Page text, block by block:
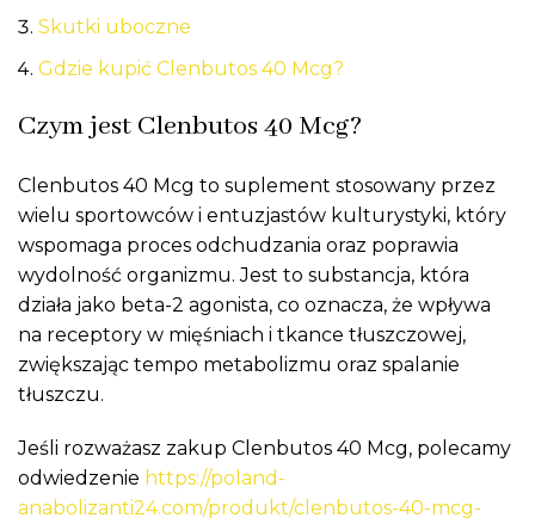
Skutki uboczne
Gdzie kupić Clenbutos 40 Mcg?
Czym jest Clenbutos 40 Mcg?
Clenbutos 40 Mcg to suplement stosowany przez
wielu sportowców i entuzjastów kulturystyki, który
wspomaga proces odchudzania oraz poprawia
wydolność organizmu. Jest to substancja, która
działa jako beta-2 agonista, co oznacza, że wpływa
na receptory w mięśniach i tkance tłuszczowej,
zwiększając tempo metabolizmu oraz spalanie
tłuszczu.
Jeśli rozważasz zakup Clenbutos 40 Mcg, polecamy
odwiedzenie https://poland-
anabolizanti24.com/produkt/clenbutos-40-mcg-